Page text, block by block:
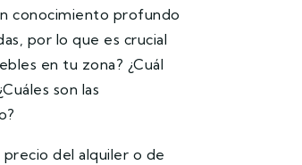
conocimiento profundo
por lo que es crucial
en tu zona? ¿Cuál
son las
del alquiler o de